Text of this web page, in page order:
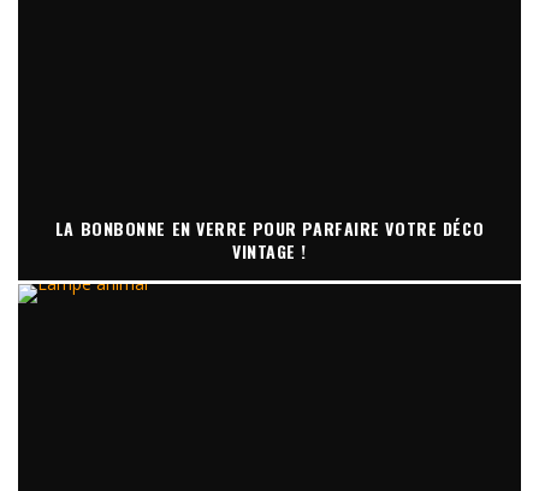
LA BONBONNE EN VERRE POUR PARFAIRE VOTRE DÉCO
VINTAGE !